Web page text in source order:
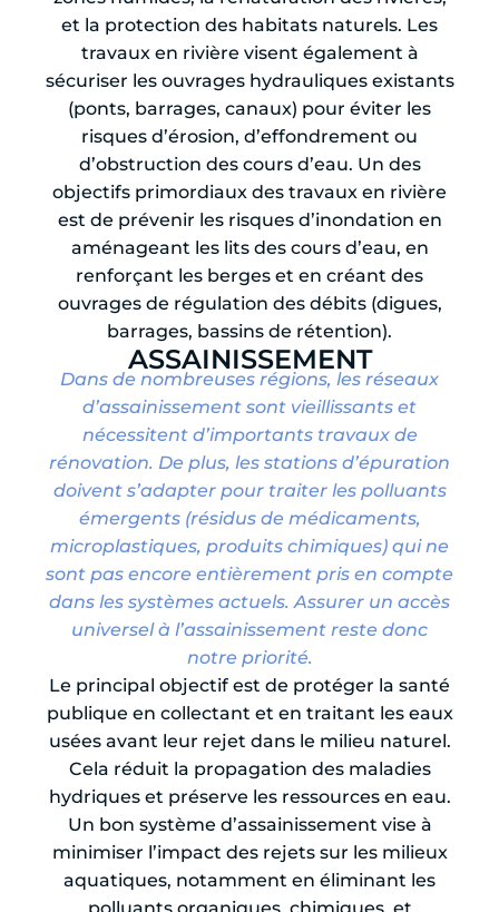
et la protection des habitats naturels. Les
travaux en rivière visent également à
sécuriser les ouvrages hydrauliques existants
(ponts, barrages, canaux) pour éviter les
risques d’érosion, d’effondrement ou
d’obstruction des cours d’eau. Un des
objectifs primordiaux des travaux en rivière
est de prévenir les risques d’inondation en
aménageant les lits des cours d’eau, en
renforçant les berges et en créant des
ouvrages de régulation des débits (digues,
barrages, bassins de rétention).
ASSAINISSEMENT
Dans de nombreuses régions, les réseaux
d’assainissement sont vieillissants et
nécessitent d’importants travaux de
rénovation. De plus, les stations d’épuration
doivent s’adapter pour traiter les polluants
émergents (résidus de médicaments,
microplastiques, produits chimiques) qui ne
sont pas encore entièrement pris en compte
dans les systèmes actuels. Assurer un accès
universel à l’assainissement reste donc
notre priorité.
Le principal objectif est de protéger la santé
publique en collectant et en traitant les eaux
usées avant leur rejet dans le milieu naturel.
Cela réduit la propagation des maladies
hydriques et préserve les ressources en eau.
Un bon système d’assainissement vise à
minimiser l’impact des rejets sur les milieux
aquatiques, notamment en éliminant les